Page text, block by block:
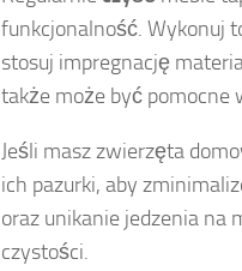
funkcjonalność. Wykonuj
stosuj impregnację
także może być pomocne
Jeśli masz zwierzęta
ich pazurki, aby
oraz unikanie jedzenia na
czystości.